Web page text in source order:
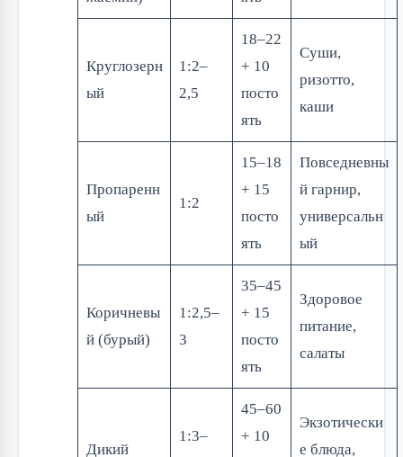
Круглозерн
ый
1:2–
2,5
18–22
+ 10
посто
ять
Суши,
ризотто,
каши
Пропаренн
ый
1:2
15–18
+ 15
посто
ять
Повседневны
й гарнир,
универсальн
ый
Коричневы
й (бурый)
1:2,5–
3
35–45
+ 15
посто
ять
Здоровое
питание,
салаты
Дикий
1:3–
45–60
+ 10
Экзотически
е блюда,